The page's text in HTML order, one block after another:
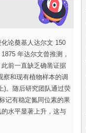
论奠基人达尔文 150
年达尔文曾推测，
前一直缺乏确凿证据
察和现有植物样本的调
)。随后研究团队通过荧
记有稳定氮同位素的果
水平显著上升，这与